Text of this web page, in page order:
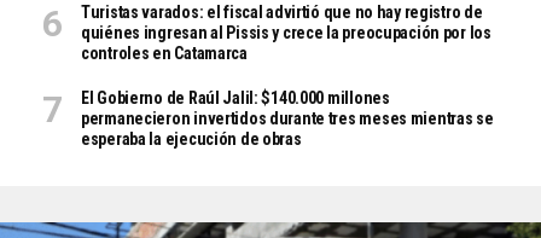
Turistas varados: el fiscal advirtió que no hay registro de
quiénes ingresan al Pissis y crece la preocupación por los
controles en Catamarca
El Gobierno de Raúl Jalil: $140.000 millones
permanecieron invertidos durante tres meses mientras se
esperaba la ejecución de obras